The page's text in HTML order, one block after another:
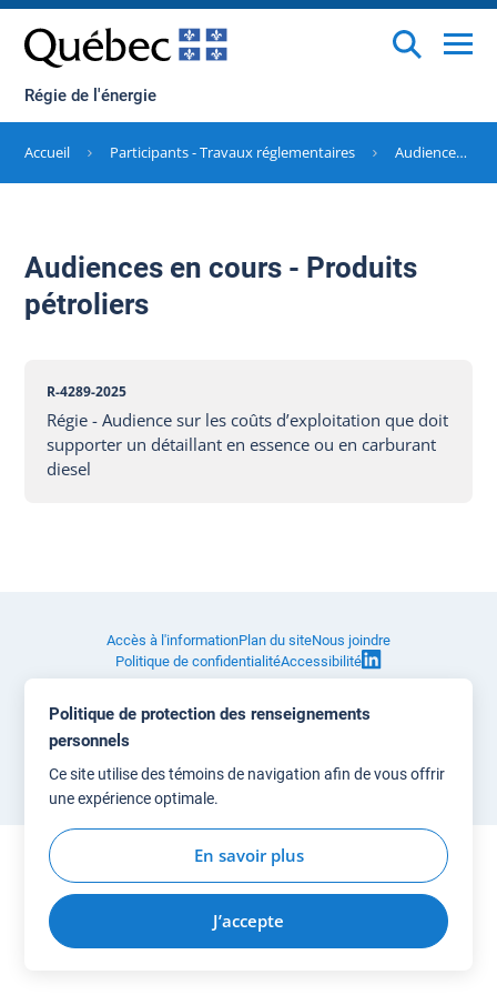
Politique de protection des renseignements
personnels
Ce site utilise des témoins de navigation afin de vous offrir
une expérience optimale.
En savoir plus
J’accepte
Régie de l'énergie
Accueil Participants - Travaux réglementaires Audiences en cours
Audiences en cours - Produits
pétroliers
R-4289-2025
Régie - Audience sur les coûts d’exploitation que doit
supporter un détaillant en essence ou en carburant
diesel
Accès à l'informationPlan du siteNous joindre
Politique de confidentialitéAccessibilité
© Gouvernement du Québec, 2026 Blanko